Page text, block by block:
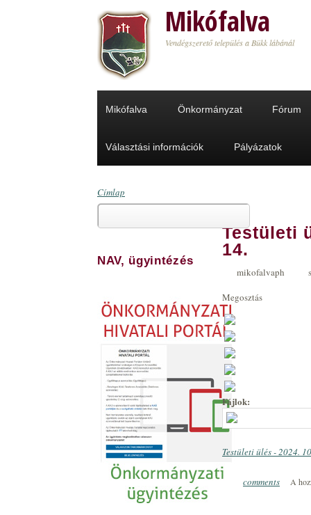
Mikófalva
Vendégszerető település a Bükk lábánál
Mikófalva Önkormányzat Fórum
Választási információk Pályázatok
Címlap
Keresés
NAV, ügyintézés
Testületi
14.
mikofalvaph
Megosztás
Fájlok:
Testületi ülés - 2024.
comments A